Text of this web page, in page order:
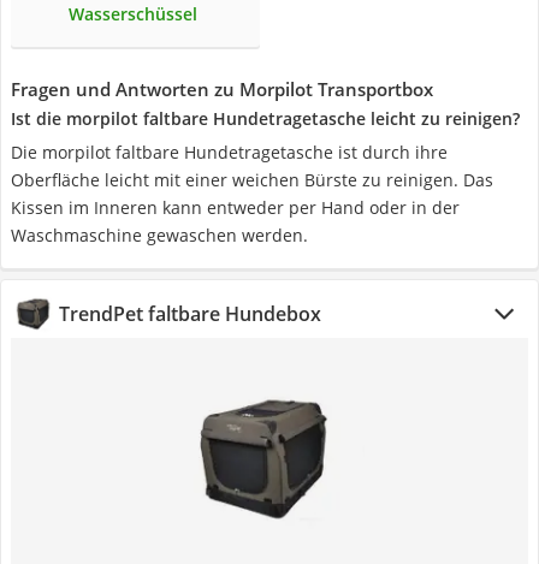
Wasserschüssel
Fragen und Antworten zu Morpilot Transportbox
Ist die morpilot faltbare Hundetragetasche leicht zu reinigen?
Die morpilot faltbare Hundetragetasche ist durch ihre
Oberfläche leicht mit einer weichen Bürste zu reinigen. Das
Kissen im Inneren kann entweder per Hand oder in der
Waschmaschine gewaschen werden.
TrendPet faltbare Hundebox